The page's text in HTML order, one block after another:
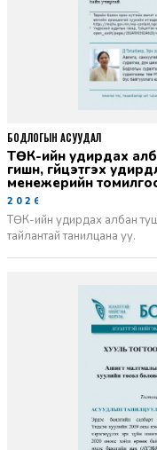
ТӨК-ийн удирдах албан тушаалтны томилгоо: ТУЗ-ийн
гишүүн, гүйцэтгэх
менежерийн
2026-06-02
ТӨК-ийн удирдах албан
тайлантай танилцана уу.
БОДЛОГЫН АСУУДАЛ